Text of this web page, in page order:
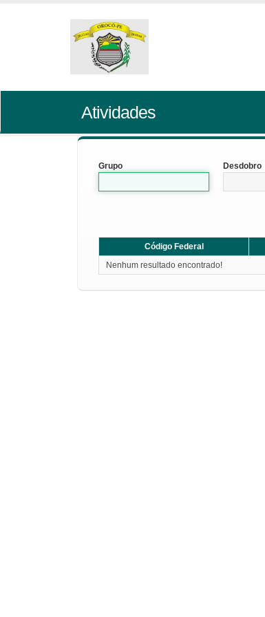
Atividades
Grupo Desdobro
Código Federal
Nenhum resultado encontrado!